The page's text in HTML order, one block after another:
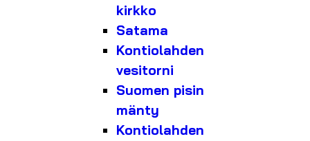
kirkko
Satama
Kontiolahden
vesitorni
Suomen pisin
mänty
Kontiolahden